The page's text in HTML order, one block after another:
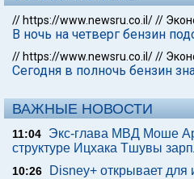
// https://www.newsru.co.il///
В ночь на четверг бензин
// https://www.newsru.co.il///
Сегодня в полночь бензин
ВАЖНЫЕ НОВОСТИ
11:04
Экс-глава МВД Моше
структуре Ицхака Тшувы
10:26
Disney+ открывает для